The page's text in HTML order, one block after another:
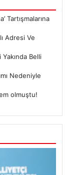
Tartışmalarına
Adresi Ve
Belli
Nedeniyle
olmuştu!